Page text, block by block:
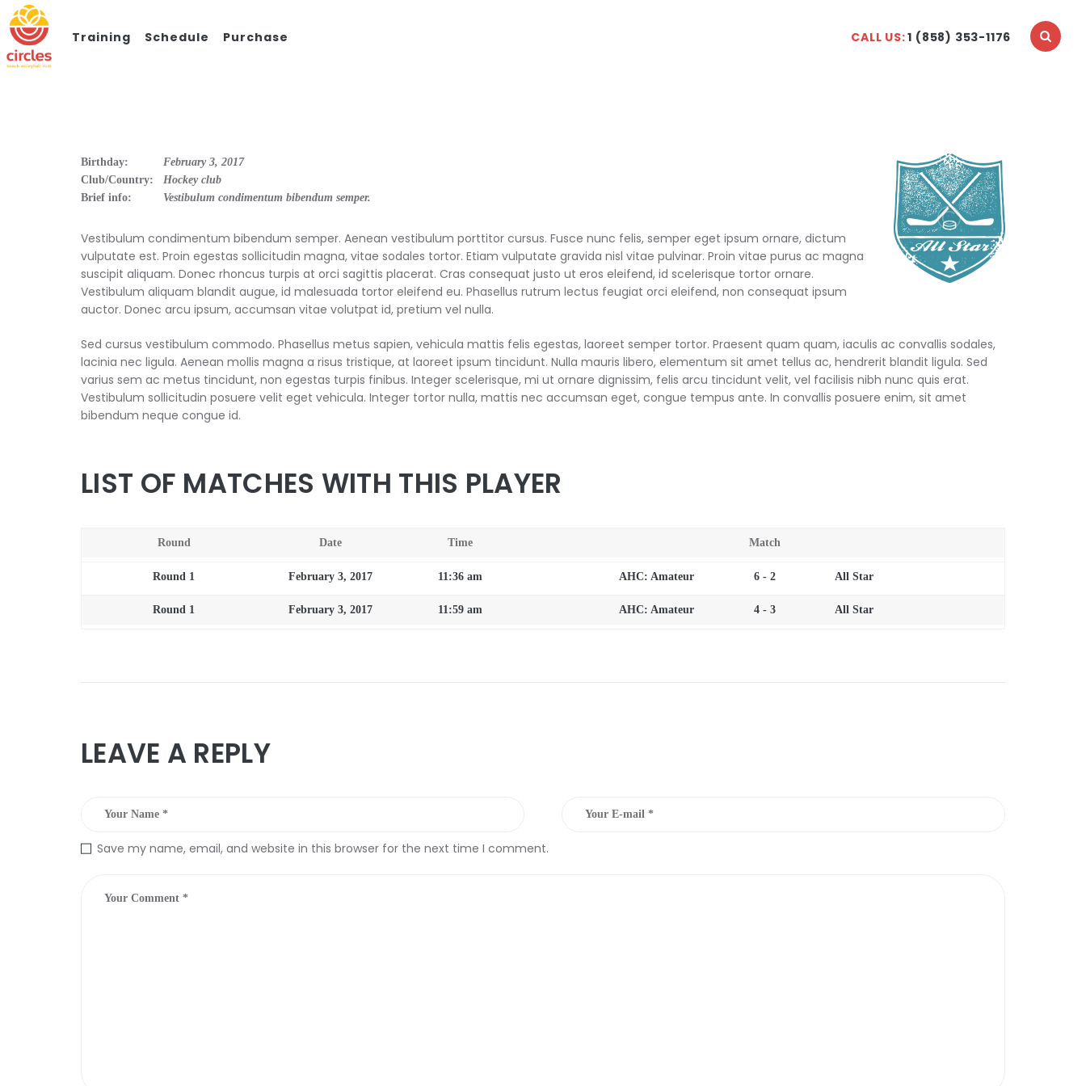
Training Schedule Purchase CALL US:1 (858) 353-1176
Birthday:
February 3, 2017
Club/Country:
Hockey club
Brief info:
Vestibulum condimentum bibendum semper.
Vestibulum condimentum bibendum semper. Aenean vestibulum porttitor cursus. Fusce nunc felis, semper eget ipsum ornare, dictum
vulputate est. Proin egestas sollicitudin magna, vitae sodales tortor. Etiam vulputate gravida nisl vitae pulvinar. Proin vitae purus ac magna
suscipit aliquam. Donec rhoncus turpis at orci sagittis placerat. Cras consequat justo ut eros eleifend, id scelerisque tortor ornare.
Vestibulum aliquam blandit augue, id malesuada tortor eleifend eu. Phasellus rutrum lectus feugiat orci eleifend, non consequat ipsum
auctor. Donec arcu ipsum, accumsan vitae volutpat id, pretium vel nulla.
Sed cursus vestibulum commodo. Phasellus metus sapien, vehicula mattis felis egestas, laoreet semper tortor. Praesent quam quam, iaculis ac convallis sodales,
lacinia nec ligula. Aenean mollis magna a risus tristique, at laoreet ipsum tincidunt. Nulla mauris libero, elementum sit amet tellus ac, hendrerit blandit ligula. Sed
varius sem ac metus tincidunt, non egestas turpis finibus. Integer scelerisque, mi ut ornare dignissim, felis arcu tincidunt velit, vel facilisis nibh nunc quis erat.
Vestibulum sollicitudin posuere velit eget vehicula. Integer tortor nulla, mattis nec accumsan eget, congue tempus ante. In convallis posuere enim, sit amet
bibendum neque congue id.
LIST OF MATCHES WITH THIS PLAYER
Round Date Time Match
Round 1 February 3, 2017 11:36 am AHC: Amateur 6 - 2 All Star
Round 1 February 3, 2017 11:59 am AHC: Amateur 4 - 3 All Star
LEAVE A REPLY
Save my name, email, and website in this browser for the next time I comment.